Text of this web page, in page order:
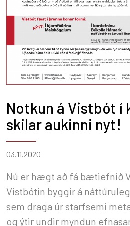
Notkun á Vistbót í
skilar aukinni nyt!
03.11.2020
Nú er hægt að fá bætiefnið
Vistbótin byggir á
sem draga úr starfsemi
og ýtir undir myndun